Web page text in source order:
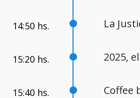
La
2025,
Coffee